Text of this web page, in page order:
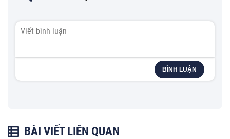
BÌNH LUẬN
BÀI VIẾT LIÊN QUAN